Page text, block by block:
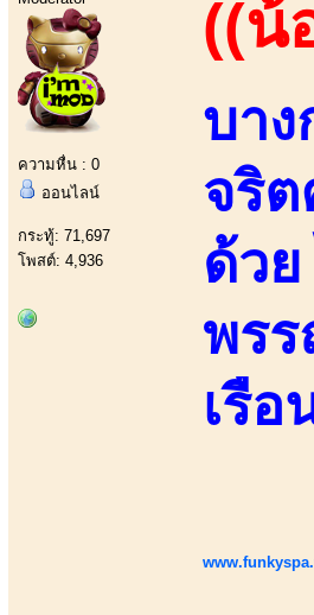
ความหื่น : 0
ออนไลน์
กระทู้: 71,697
โพสต์: 4,936
((น้
บาง
จริต
ด้ว
พร
เรื